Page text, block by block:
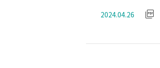
2024.04.26